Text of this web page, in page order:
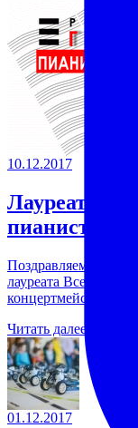
10.12.2017
Лауреат
пианистов-
Поздравляем
лауреата
концертмейстеров.
Читать далее →
01.12.2017